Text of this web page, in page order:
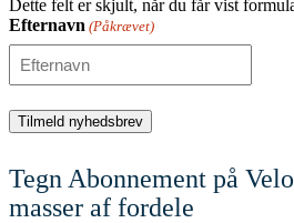
Dette felt er skjult, når du får vist
Efternavn (Påkrævet)
Tegn Abonnement på
masser af fordele